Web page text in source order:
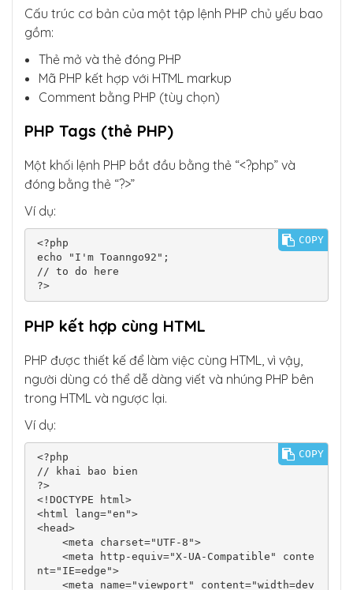
Cấu trúc cơ bản của một tập lệnh PHP chủ yếu bao
gồm:
Thẻ mở và thẻ đóng PHP
Mã PHP kết hợp với HTML markup
Comment bằng PHP (tùy chọn)
PHP Tags (thẻ PHP)
Một khối lệnh PHP bắt đầu bằng thẻ “<?php” và
đóng bằng thẻ “?>”
Ví dụ:
<?php
echo "I'm Toanngo92";
// to do here
?>
COPY
PHP kết hợp cùng HTML
PHP được thiết kế để làm việc cùng HTML, vì vậy,
người dùng có thể dễ dàng viết và nhúng PHP bên
trong HTML và ngược lại.
Ví dụ:
<?php
// khai bao bien
?>
<!DOCTYPE html>
<html lang="en">
<head>
nt="IE=edge">
COPY